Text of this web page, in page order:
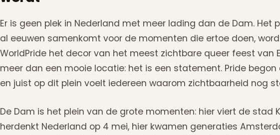
Er is geen plek in Nederland met meer lading dan de Dam. Het
al eeuwen samenkomt voor de momenten die ertoe doen,
WorldPride het decor van het meest zichtbare queer feest van
meer dan een mooie locatie: het is een statement. Pride
en juist op dit plein voelt iedereen waarom zichtbaarheid nog
De Dam is het plein van de grote momenten: hier viert de stad
herdenkt Nederland op 4 mei, hier kwamen generaties